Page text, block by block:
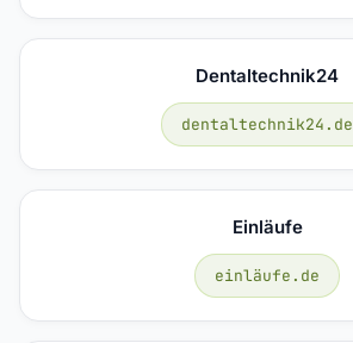
Dentaltechnik24
dentaltechnik24.de
Einläufe
einläufe.de